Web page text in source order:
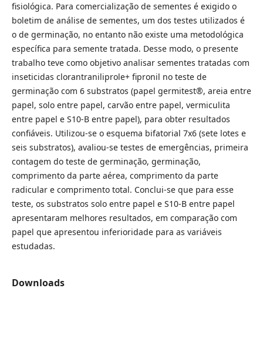
fisiológica. Para comercialização de sementes é exigido o
boletim de análise de sementes, um dos testes utilizados é
o de germinação, no entanto não existe uma metodológica
específica para semente tratada. Desse modo, o presente
trabalho teve como objetivo analisar sementes tratadas com
inseticidas clorantraniliprole+ fipronil no teste de
germinação com 6 substratos (papel germitest®, areia entre
papel, solo entre papel, carvão entre papel, vermiculita
entre papel e S10-B entre papel), para obter resultados
confiáveis. Utilizou-se o esquema bifatorial 7x6 (sete lotes e
seis substratos), avaliou-se testes de emergências, primeira
contagem do teste de germinação, germinação,
comprimento da parte aérea, comprimento da parte
radicular e comprimento total. Conclui-se que para esse
teste, os substratos solo entre papel e S10-B entre papel
apresentaram melhores resultados, em comparação com
papel que apresentou inferioridade para as variáveis
estudadas.
Downloads